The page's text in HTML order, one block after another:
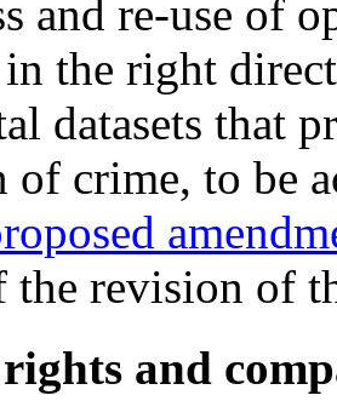
and re-use of
in the right
datasets that
of crime, to be
the revision of
and